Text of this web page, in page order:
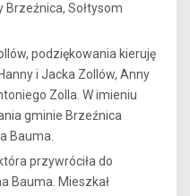
Brzeźnica, Sołtysom
podziękowania kieruję
i Jacka Zollów, Anny
Zolla. W imieniu
gminie Brzeźnica
Bauma.
przywróciła do
Bauma. Mieszkał